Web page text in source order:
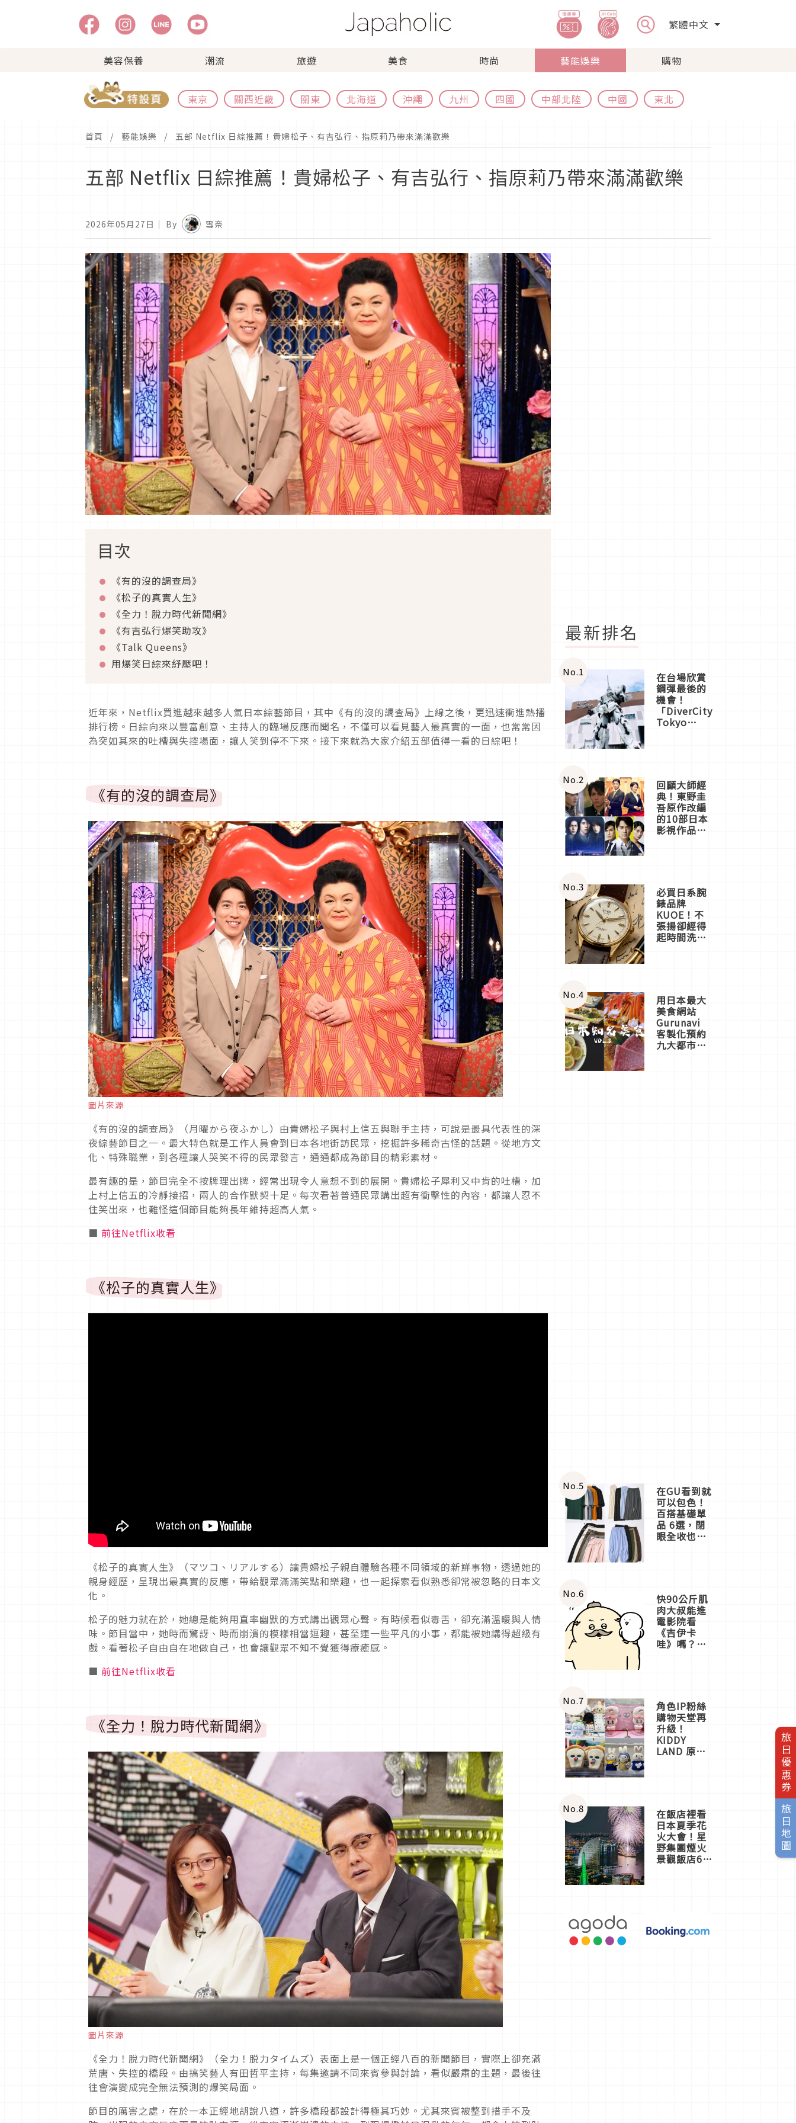
繁體中文
美容保養 潮流 旅遊 美食 時尚 藝能娛樂 購物
東京 關西近畿 關東 北海道 沖繩 九州 四國 中部北陸 中國 東北
旅日優惠券
旅日地圖
首頁 藝能娛樂 五部 Netflix 日綜推薦！貴婦松子、有吉弘行、指原莉乃帶來滿滿歡樂
五部 Netflix 日綜推薦！貴婦松子、有吉弘行、指原莉乃帶來滿滿歡樂
2026年05月27日 ｜ By 雪奈
目次
《有的沒的調查局》
《松子的真實人生》
《全力！脫力時代新聞網》
《有吉弘行爆笑助攻》
《Talk Queens》
用爆笑日綜來紓壓吧！
近年來， Netflix買進越來越多人氣日本綜藝節目，其中《有的沒的調查局》上線之後，更迅速衝進熱播
排行榜。日綜向來以豐富創意、主持人的臨場反應而聞名，不僅可以看見藝人最真實的一面，也常常因
為突如其來的吐槽與失控場面，讓人笑到停不下來。接下來就為大家介紹五部值得一看的日綜吧！
《有的沒的調查局》
圖片來源
《有的沒的調查局》（月曜から夜ふかし）由貴婦松子與村上信五與聯手主持，可說是最具代表性的深
夜綜藝節目之一。最大特色就是工作人員會到日本各地街訪民眾，挖掘許多稀奇古怪的話題。從地方文
化、特殊職業，到各種讓人哭笑不得的民眾發言，通通都成為節目的精彩素材。
最有趣的是，節目完全不按牌理出牌，經常出現令人意想不到的展開。貴婦松子犀利又中肯的吐槽，加
上村上信五的冷靜接招，兩人的合作默契十足。每次看著普通民眾講出超有衝擊性的內容，都讓人忍不
住笑出來，也難怪這個節目能夠長年維持超高人氣。
■ 前往Netflix收看
《松子的真實人生》
《松子的真實人生》（マツコ、リアルする）讓貴婦松子親自體驗各種不同領域的新鮮事物，透過她的
親身經歷，呈現出最真實的反應，帶給觀眾滿滿笑點和樂趣，也一起探索看似熟悉卻常被忽略的日本文
化。
松子的魅力就在於，她總是能夠用直率幽默的方式講出觀眾心聲。有時候看似毒舌，卻充滿溫暖與人情
味。節目當中，她時而驚訝、時而崩潰的模樣相當逗趣，甚至連一些平凡的小事，都能被她講得超級有
戲。看著松子自由自在地做自己，也會讓觀眾不知不覺獲得療癒感。
■ 前往Netflix收看
《全力！脫力時代新聞網》
圖片來源
《全力！脫力時代新聞網》（全力！脱力タイムズ）表面上是一個正經八百的新聞節目，實際上卻充滿
荒唐、失控的橋段。由搞笑藝人有田哲平主持，每集邀請不同來賓參與討論，看似嚴肅的主題，最後往
往會演變成完全無法預測的爆笑局面。
節目的厲害之處，在於一本正經地胡說八道，許多橋段都設計得極其巧妙。尤其來賓被整到措手不及
最新排名
No.1 在台場欣賞
鋼彈最後的
機會！
「DiverCity
Tokyo
體驗
No.2 回顧大師經
典！東野圭
吾原作改編
的10部日本
影視作品推
No.3 必買日系腕
錶品牌
KUOE！不
張揚卻經得
起時間洗鍊
No.4 用日本最大
美食網站
Gurunavi
客製化預約
九大都市餐
No.5 在GU看到就
可以包色！
百搭基礎單
品 6選，閉
眼全收也不
No.6 快90公斤肌
肉大叔能進
電影院看
《吉伊卡
哇》嗎？日
一同給出了
答案
No.7 角色IP粉絲
購物天堂再
升級！
KIDDY
LAND 原宿
店3分即達
No.8 在飯店裡看
日本夏季花
火大會！星
野集團煙火
景觀飯店6